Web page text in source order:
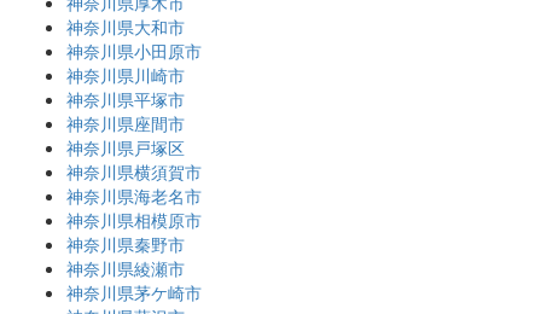
神奈川県大和市
神奈川県小田原市
神奈川県川崎市
神奈川県平塚市
神奈川県座間市
神奈川県戸塚区
神奈川県横須賀市
神奈川県海老名市
神奈川県相模原市
神奈川県秦野市
神奈川県綾瀬市
神奈川県茅ケ崎市